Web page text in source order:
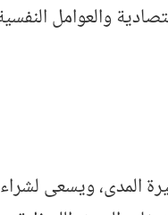
والعوامل
المدى، ويسعى